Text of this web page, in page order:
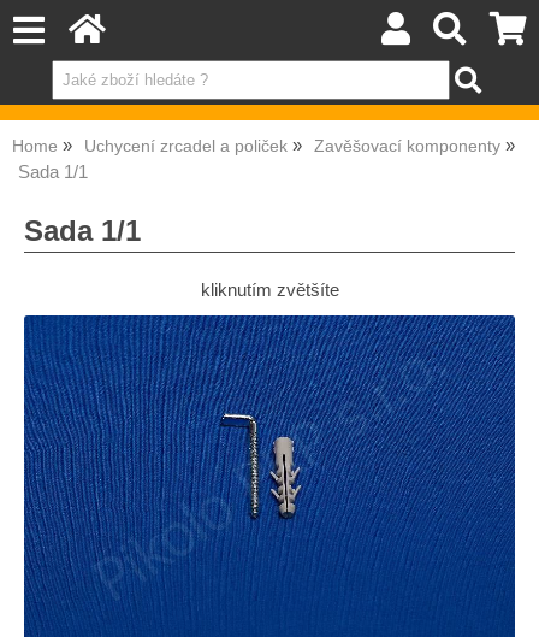
Home Uchycení zrcadel a poliček Zavěšovací komponenty
Sada 1/1
Sada 1/1
kliknutím zvětšíte